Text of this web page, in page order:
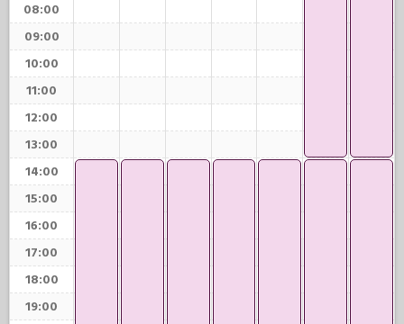
08:00
09:00
10:00
11:00
12:00
13:00
14:00
15:00
16:00
17:00
18:00
19:00